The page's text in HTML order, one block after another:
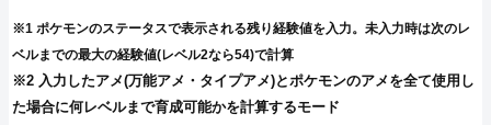
※1 ポケモンのステータスで表示される残り経験値を入力。未入力時は次のレ
ベルまでの最大の経験値(レベル2なら54)で計算
※2 入力したアメ(万能アメ・タイプアメ)とポケモンのアメを全て使用し
た場合に何レベルまで育成可能かを計算するモード